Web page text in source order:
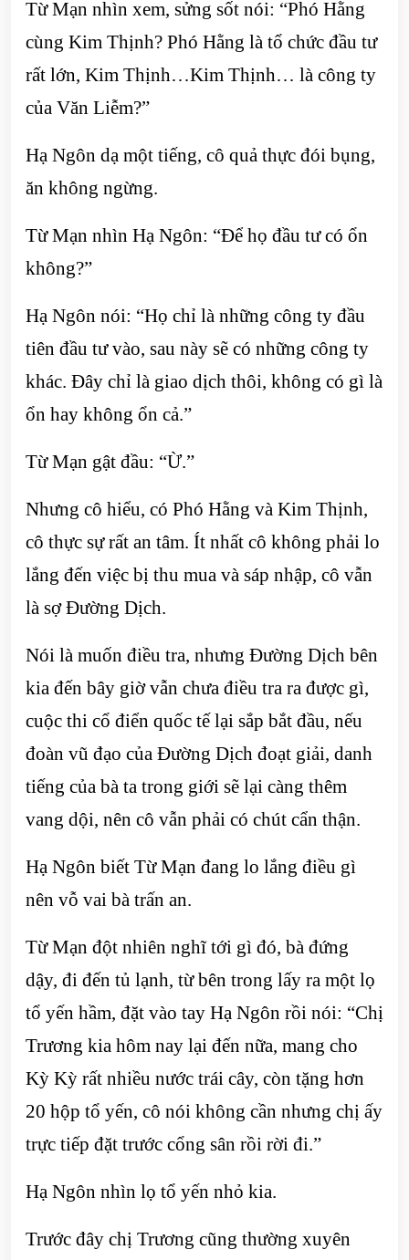
Từ Mạn nhìn xem, sửng sốt nói: “Phó Hằng
cùng Kim Thịnh? Phó Hằng là tổ chức đầu tư
rất lớn, Kim Thịnh…Kim Thịnh… là công ty
của Văn Liễm?”
Hạ Ngôn dạ một tiếng, cô quả thực đói bụng,
ăn không ngừng.
Từ Mạn nhìn Hạ Ngôn: “Để họ đầu tư có ổn
không?”
Hạ Ngôn nói: “Họ chỉ là những công ty đầu
tiên đầu tư vào, sau này sẽ có những công ty
khác. Đây chỉ là giao dịch thôi, không có gì là
ổn hay không ổn cả.”
Từ Mạn gật đầu: “Ừ.”
Nhưng cô hiểu, có Phó Hằng và Kim Thịnh,
cô thực sự rất an tâm. Ít nhất cô không phải lo
lắng đến việc bị thu mua và sáp nhập, cô vẫn
là sợ Đường Dịch.
Nói là muốn điều tra, nhưng Đường Dịch bên
kia đến bây giờ vẫn chưa điều tra ra được gì,
cuộc thi cổ điển quốc tế lại sắp bắt đầu, nếu
đoàn vũ đạo của Đường Dịch đoạt giải, danh
tiếng của bà ta trong giới sẽ lại càng thêm
vang dội, nên cô vẫn phải có chút cẩn thận.
Hạ Ngôn biết Từ Mạn đang lo lắng điều gì
nên vỗ vai bà trấn an.
Từ Mạn đột nhiên nghĩ tới gì đó, bà đứng
dậy, đi đến tủ lạnh, từ bên trong lấy ra một lọ
tổ yến hầm, đặt vào tay Hạ Ngôn rồi nói: “Chị
Trương kia hôm nay lại đến nữa, mang cho
Kỳ Kỳ rất nhiều nước trái cây, còn tặng hơn
20 hộp tổ yến, cô nói không cần nhưng chị ấy
trực tiếp đặt trước cổng sân rồi rời đi.”
Hạ Ngôn nhìn lọ tổ yến nhỏ kia.
Trước đây chị Trương cũng thường xuyên